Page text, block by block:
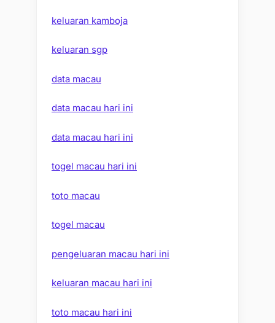
keluaran kamboja
keluaran sgp
data macau
data macau hari ini
data macau hari ini
togel macau hari ini
toto macau
togel macau
pengeluaran macau hari ini
keluaran macau hari ini
toto macau hari ini